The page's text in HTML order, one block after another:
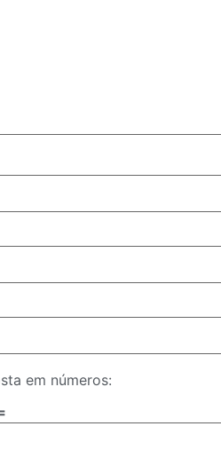
em números: